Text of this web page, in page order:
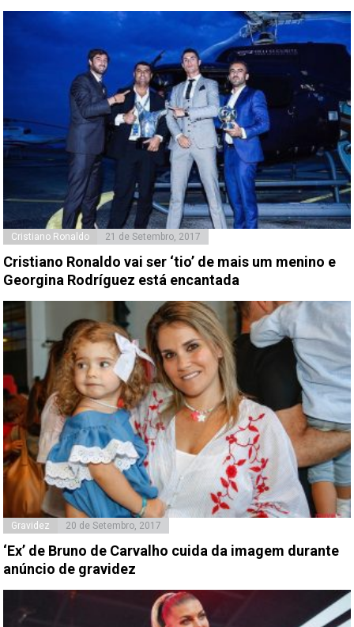
Cristiano Ronaldo 21 de Setembro, 2017
Cristiano Ronaldo vai ser ‘tio’ de mais um menino e
Georgina Rodríguez está encantada
Gravidez 20 de Setembro, 2017
‘Ex’ de Bruno de Carvalho cuida da imagem durante
anúncio de gravidez